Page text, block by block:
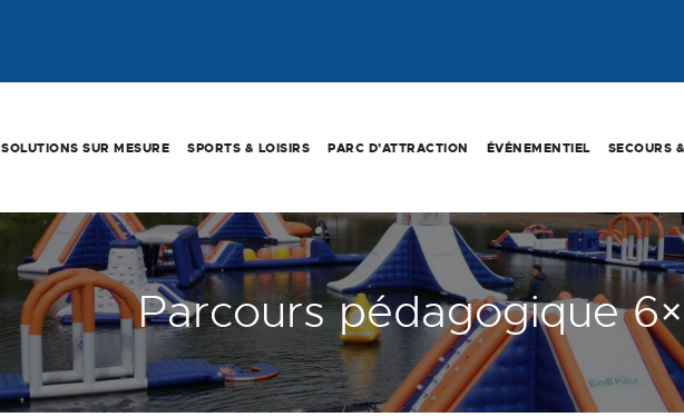
SOLUTIONS SUR MESURE SPORTS & LOISIRS PARC D’ATTRACTION ÉVÉNEMENTIEL SECOURS
Parcours pédagogique